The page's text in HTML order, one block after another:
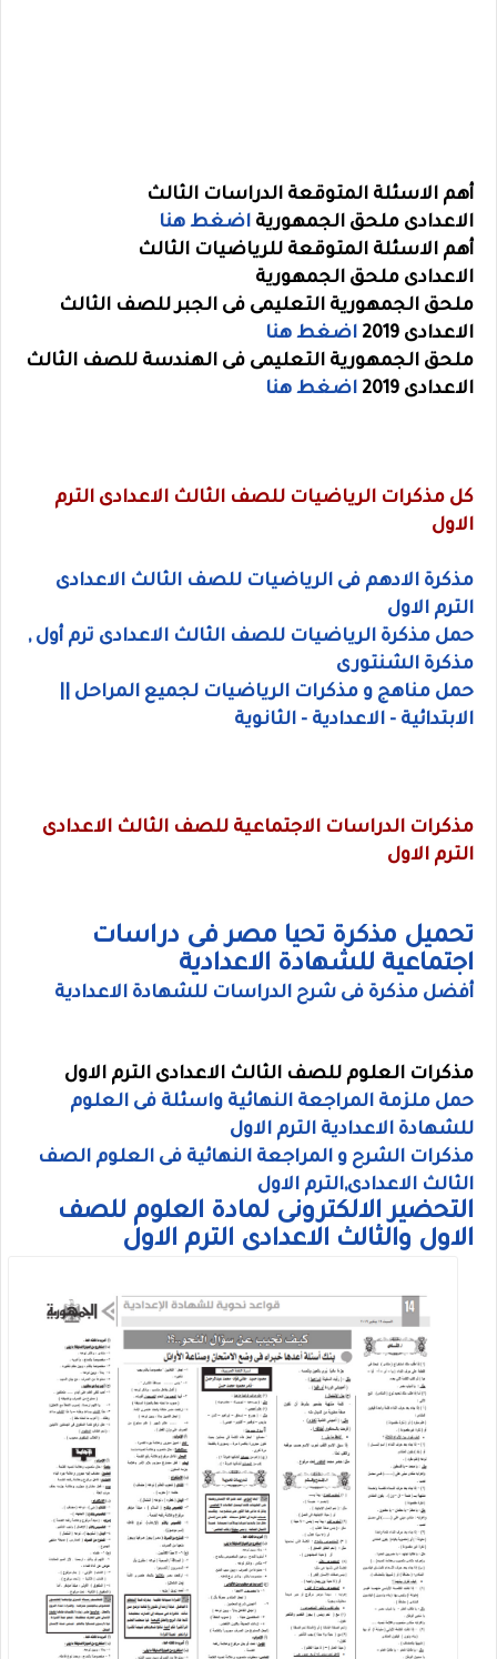
أهم الاسئلة المتوقعة الدراسات الثالث
الاعدادى ملحق الجمهورية اضغط هنا
أهم الاسئلة المتوقعة للرياضيات الثالث
الاعدادى ملحق الجمهورية
ملحق الجمهورية التعليمى فى الجبر للصف الثالث
الاعدادى 2019
اضغط هنا
ملحق الجمهورية التعليمى فى الهندسة للصف الثالث
الاعدادى 2019
اضغط هنا
كل مذكرات الرياضيات للصف الثالث الاعدادى الترم
الاول
مذكرة الادهم فى الرياضيات للصف الثالث الاعدادى
الترم الاول
حمل مذكرة الرياضيات للصف الثالث الاعدادى ترم أول ,
مذكرة الشنتورى
حمل مناهج و مذكرات الرياضيات لجميع المراحل ||
الابتدائية - الاعدادية - الثانوية
مذكرات الدراسات الاجتماعية للصف الثالث الاعدادى
الترم الاول
تحميل مذكرة تحيا مصر فى دراسات
اجتماعية للشهادة الاعدادية
أفضل مذكرة فى شرح الدراسات للشهادة الاعدادية
مذكرات العلوم للصف الثالث الاعدادى الترم الاول
حمل ملزمة المراجعة النهائية واسئلة فى العلوم
للشهادة الاعدادية الترم الاول
مذكرات الشرح و المراجعة النهائية فى العلوم الصف
الثالث الاعدادى,الترم الاول
التحضير الالكترونى لمادة العلوم للصف
الاول والثالث الاعدادى الترم الاول